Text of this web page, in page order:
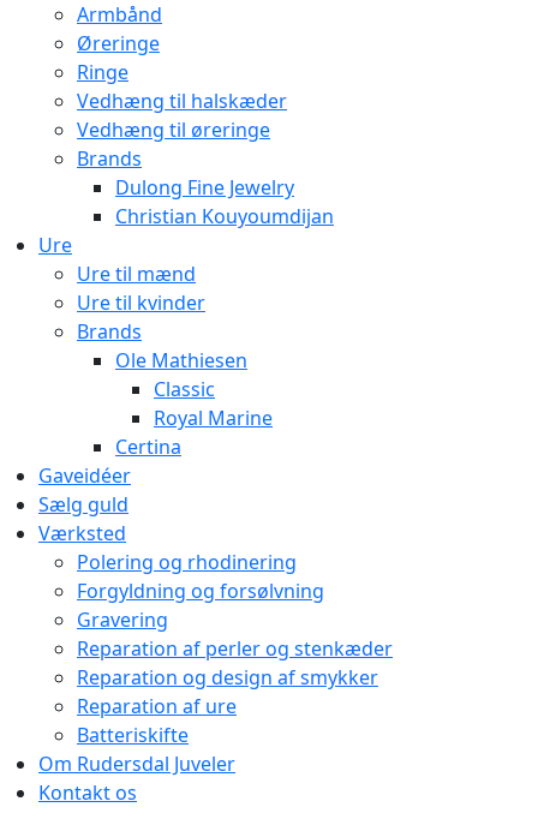
Armbånd
Øreringe
Ringe
Vedhæng til halskæder
Vedhæng til øreringe
Brands
Dulong Fine Jewelry
Christian Kouyoumdijan
Ure
Ure til mænd
Ure til kvinder
Brands
Ole Mathiesen
Classic
Royal Marine
Certina
Gaveidéer
Sælg guld
Værksted
Polering og rhodinering
Forgyldning og forsølvning
Gravering
Reparation af perler og stenkæder
Reparation og design af smykker
Reparation af ure
Batteriskifte
Om Rudersdal Juveler
Kontakt os